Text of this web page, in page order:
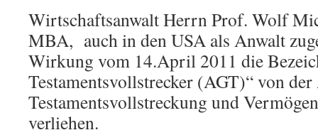
Wirtschaftsanwalt Herrn Prof. Wolf
MBA, auch in den USA als Anwalt
Wirkung vom 14.April 2011 die
Testamentsvollstrecker (AGT)“ von
Testamentsvollstreckung und
verliehen.